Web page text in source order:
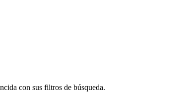
con sus filtros de búsqueda.